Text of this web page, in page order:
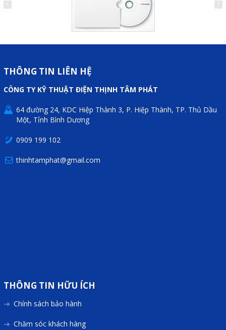
THÔNG TIN LIÊN HỆ
CÔNG TY KỸ THUẬT ĐIỆN THỊNH TÂM PHÁT
64 đường 24, KDC Hiệp Thành 3, P. Hiệp Thành, TP. Thủ Dầu
Một, Tỉnh Bình Dương
0909 199 102
thinhtamphat@gmail.com
THÔNG TIN HỮU ÍCH
Chính sách bảo hành
Chăm sóc khách hàng